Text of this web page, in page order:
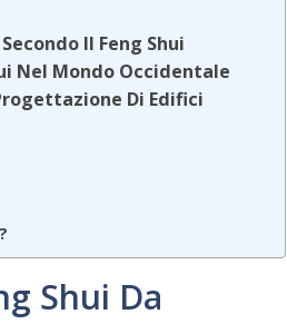
Il Feng Shui
Nel Mondo Occidentale
Di Edifici
Shui Da